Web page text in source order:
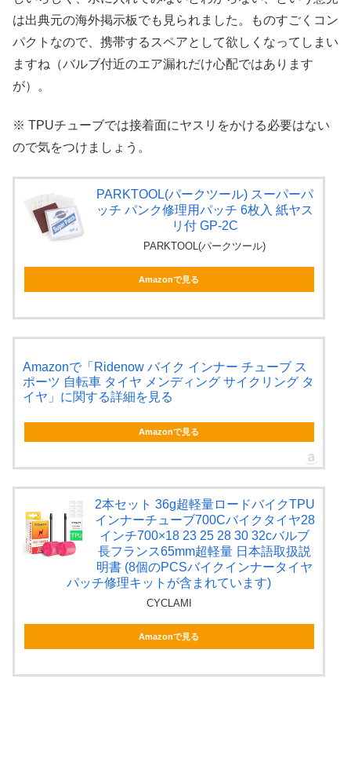
は出典元の海外掲示板でも見られました。ものすごくコン
パクトなので、携帯するスペアとして欲しくなってしまい
ますね（バルブ付近のエア漏れだけ心配ではあります
が）。
※ TPUチューブでは接着面にヤスリをかける必要はない
ので気をつけましょう。
PARKTOOL(パークツール) スーパーパ
ッチ パンク修理用パッチ 6枚入 紙ヤス
リ付 GP-2C
PARKTOOL(パークツール)
Amazonで見る
Amazonで「Ridenow バイク インナー チューブ ス
ポーツ 自転車 タイヤ メンディング サイクリング タ
イヤ」に関する詳細を見る
Amazonで見る
2本セット 36g超軽量ロードバイクTPU
インナーチューブ700Cバイクタイヤ28
インチ700×18 23 25 28 30 32cバルブ
長フランス65mm超軽量 日本語取扱説
明書 (8個のPCSバイクインナータイヤ
パッチ修理キットが含まれています)
CYCLAMI
Amazonで見る